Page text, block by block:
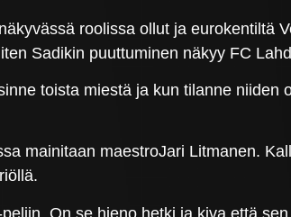
roolissa ollut ja eurokentiltä
Sadikin puuttuminen näkyy FC
toista miestä ja kun tilanne niiden
mainitaan maestroJari Litmanen.
On se hieno hetki ja kiva että